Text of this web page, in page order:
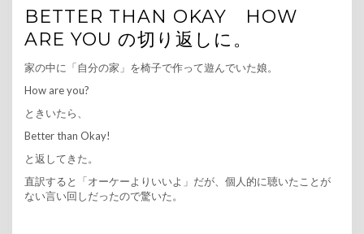
BETTER THAN OKAY HOW
ARE YOU の切り返しに。
家の中に「自分の家」を椅子で作って遊んでいた娘。
How are you?
ときいたら、
Better than Okay!
と返してきた。
直訳すると「オーケーよりいいよ」だが、個人的に聴いたことが
ない言い回しだったので驚いた。